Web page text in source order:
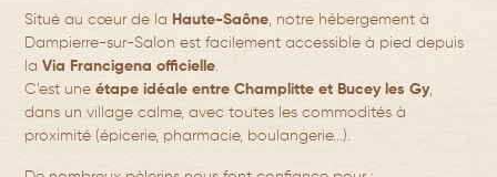
Blog
Contact
Situé au cœur de la Haute-Saône , notre hébergement à
Dampierre-sur-Salon est facilement accessible à pied depuis
laVia Francigena officielle
C’est uneétape idéale entre Champlitte et Bucey les Gy
dans un village calme, avec toutes les commodités à
proximité (épicerie, pharmacie, boulangerie...).